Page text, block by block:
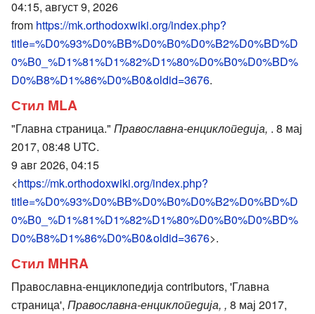
04:15, август 9, 2026
from https://mk.orthodoxwiki.org/index.php?
title=%D0%93%D0%BB%D0%B0%D0%B2%D0%BD%D
0%B0_%D1%81%D1%82%D1%80%D0%B0%D0%BD%
D0%B8%D1%86%D0%B0&oldid=3676.
Стил MLA
"Главна страница." Православна-енциклопедија, . 8 мај
2017, 08:48 UTC.
9 авг 2026, 04:15
<https://mk.orthodoxwiki.org/index.php?
title=%D0%93%D0%BB%D0%B0%D0%B2%D0%BD%D
0%B0_%D1%81%D1%82%D1%80%D0%B0%D0%BD%
D0%B8%D1%86%D0%B0&oldid=3676>.
Стил MHRA
Православна-енциклопедија contributors, 'Главна
страница', Православна-енциклопедија, , 8 мај 2017,